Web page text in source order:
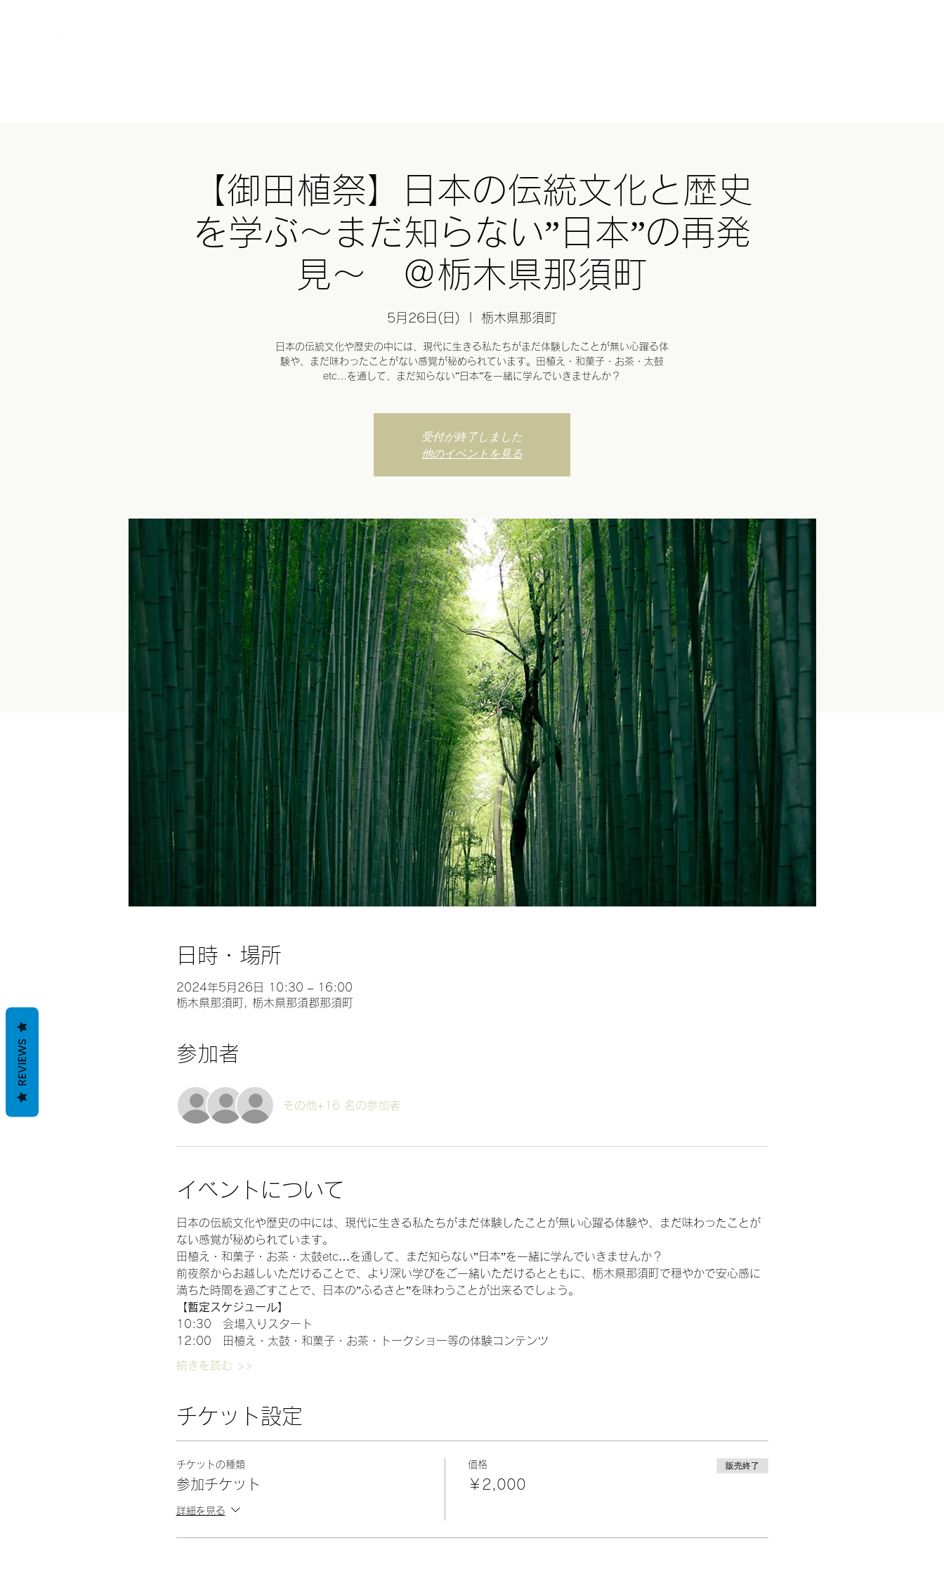
【御田植祭】日本の伝統文化と歴史
を学ぶ～まだ知らない”日本”の再発
見～ ＠栃木県那須町
5月26日(日) 栃木県那須町
日本の伝統文化や歴史の中には、現代に生きる私たちがまだ体験したことが無い心躍る体
験や、まだ味わったことがない感覚が秘められています。田植え・和菓子・お茶・太鼓
etc…を通して、まだ知らない”日本”を一緒に学んでいきませんか？
受付が終了しました
他のイベントを見る
日時・場所
2024年5月26日 10:30 – 16:00
栃木県那須町, 栃木県那須郡那須町
参加者
その他+16 名の参加者
イベントについて
日本の伝統文化や歴史の中には、現代に生きる私たちがまだ体験したことが無い心躍る体験や、まだ味わったことが
ない感覚が秘められています。
田植え・和菓子・お茶・太鼓etc…を通して、まだ知らない”日本”を一緒に学んでいきませんか？
前夜祭からお越しいただけることで、より深い学びをご一緒いただけるとともに、栃木県那須町で穏やかで安心感に
満ちた時間を過ごすことで、日本の”ふるさと”を味わうことが出来るでしょう。
【暫定スケジュール】
10:30　会場入りスタート
12:00　田植え・太鼓・和菓子・お茶・トークショー等の体験コンテンツ
続きを読む >>
チケット設定
チケットの種類
参加チケット
詳細を見る
価格
￥2,000
販売終了
REVIEWS